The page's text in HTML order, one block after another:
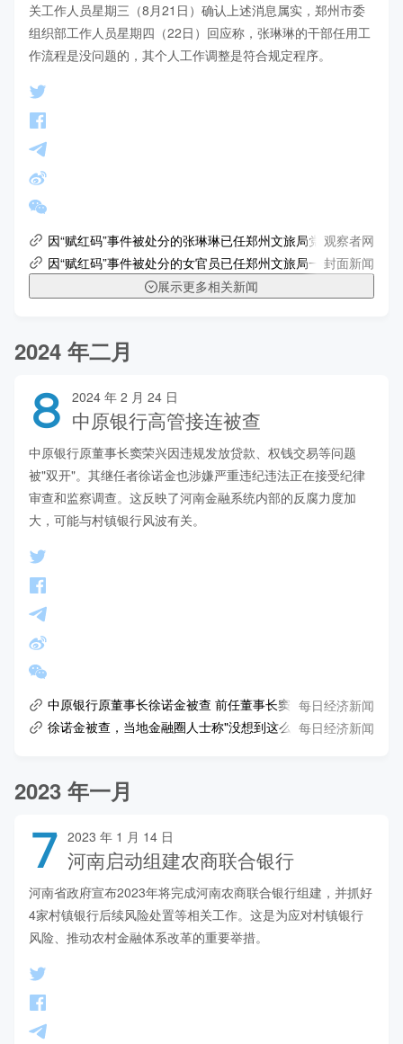
关工作人员星期三（8月21日）确认上述消息属实，郑州市委
组织部工作人员星期四（22日）回应称，张琳琳的干部任用工
作流程是没问题的，其个人工作调整是符合规定程序。
因“赋红码”事件被处分的张琳琳已任郑州文旅局党组书记 当地
观察者网
因“赋红码”事件被处分的女官员已任郑州文旅局一把手封面新闻
展示更多相关新闻
2024 年二月
8 2024 年 2 月 24 日
中原银行高管接连被查
中原银行原董事长窦荣兴因违规发放贷款、权钱交易等问题
被"双开"。其继任者徐诺金也涉嫌严重违纪违法正在接受纪律
审查和监察调查。这反映了河南金融系统内部的反腐力度加
大，可能与村镇银行风波有关。
中原银行原董事长徐诺金被查 前任董事长窦荣兴已被"双开"
每日经济新闻
徐诺金被查，当地金融圈人士称"没想到这么快"！曾执掌万亿
每日经济新闻
2023 年一月
7 2023 年 1 月 14 日
河南启动组建农商联合银行
河南省政府宣布2023年将完成河南农商联合银行组建，并抓好
4家村镇银行后续风险处置等相关工作。这是为应对村镇银行
风险、推动农村金融体系改革的重要举措。